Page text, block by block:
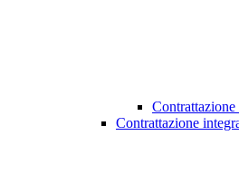
Contrattazione